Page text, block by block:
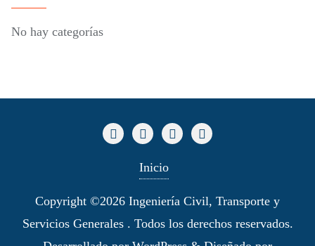
No hay categorías
Inicio
Copyright ©2026 Ingeniería Civil, Transporte y
Servicios Generales . Todos los derechos reservados.